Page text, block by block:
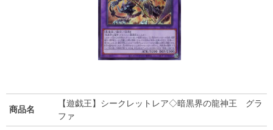
商品名
【遊戯王】シークレットレア◇暗黒界の龍神王 グラ
ファ